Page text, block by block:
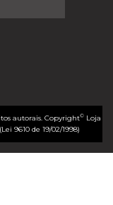
autorais. Copyright©Loja
9610 de 19/02/1998)